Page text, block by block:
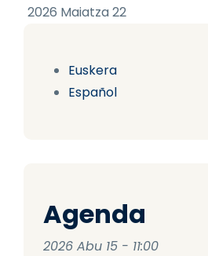
Euskera
Español
Agenda
2026 Abu 15 - 11:00
2026 Maiatza 22